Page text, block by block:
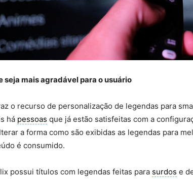
seja mais agradável para o usuário
o recurso de personalização de legendas para
há pessoas que já estão satisfeitas com a
a forma como são exibidas as legendas para
é consumido.
possui títulos com legendas feitas para surdos e